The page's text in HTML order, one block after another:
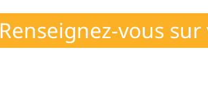
Renseignez-vous